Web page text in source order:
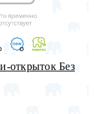
открыток Без